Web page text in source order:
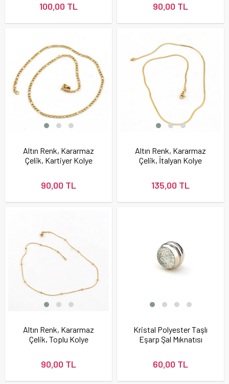
100,00 TL 90,00 TL
Altın Renk, Kararmaz
Çelik, Kartiyer Kolye
90,00 TL
Altın Renk, Kararmaz
Çelik, İtalyan Kolye
135,00 TL
Altın Renk, Kararmaz
Çelik, Toplu Kolye
90,00 TL
Kristal Polyester Taşlı
Eşarp Şal Mıknatısı
60,00 TL